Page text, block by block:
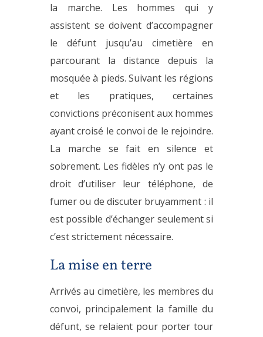
la marche. Les hommes qui y
assistent se doivent d’accompagner
le défunt jusqu’au cimetière en
parcourant la distance depuis la
mosquée à pieds. Suivant les régions
et les pratiques, certaines
convictions préconisent aux hommes
ayant croisé le convoi de le rejoindre.
La marche se fait en silence et
sobrement. Les fidèles n’y ont pas le
droit d’utiliser leur téléphone, de
fumer ou de discuter bruyamment : il
est possible d’échanger seulement si
c’est strictement nécessaire.
La mise en terre
Arrivés au cimetière, les membres du
convoi, principalement la famille du
défunt, se relaient pour porter tour